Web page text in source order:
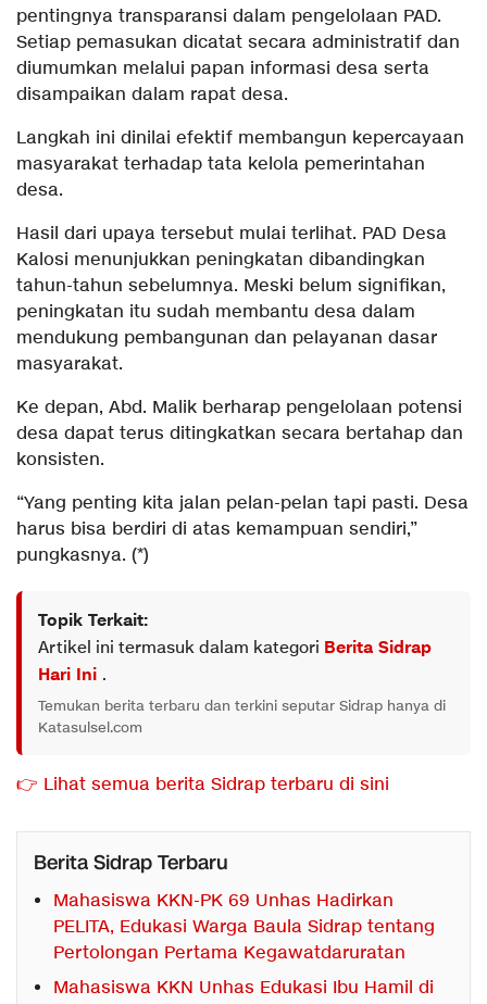
pentingnya transparansi dalam pengelolaan PAD.
Setiap pemasukan dicatat secara administratif dan
diumumkan melalui papan informasi desa serta
disampaikan dalam rapat desa.
Langkah ini dinilai efektif membangun kepercayaan
masyarakat terhadap tata kelola pemerintahan
desa.
Hasil dari upaya tersebut mulai terlihat. PAD Desa
Kalosi menunjukkan peningkatan dibandingkan
tahun-tahun sebelumnya. Meski belum signifikan,
peningkatan itu sudah membantu desa dalam
mendukung pembangunan dan pelayanan dasar
masyarakat.
Ke depan, Abd. Malik berharap pengelolaan potensi
desa dapat terus ditingkatkan secara bertahap dan
konsisten.
“Yang penting kita jalan pelan-pelan tapi pasti. Desa
harus bisa berdiri di atas kemampuan sendiri,”
pungkasnya. (*)
Topik Terkait:
Artikel ini termasuk dalam kategori Berita Sidrap
Hari Ini .
Temukan berita terbaru dan terkini seputar Sidrap hanya di
Katasulsel.com
👉 Lihat semua berita Sidrap terbaru di sini
Berita Sidrap Terbaru
Mahasiswa KKN-PK 69 Unhas Hadirkan
PELITA, Edukasi Warga Baula Sidrap tentang
Pertolongan Pertama Kegawatdaruratan
Mahasiswa KKN Unhas Edukasi Ibu Hamil di